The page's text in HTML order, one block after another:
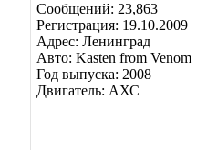
Сообщений: 23,863
Регистрация: 19.10.2009
Адрес: Ленинград
Авто: Kasten from Venom
Год выпуска: 2008
Двигатель: АХС